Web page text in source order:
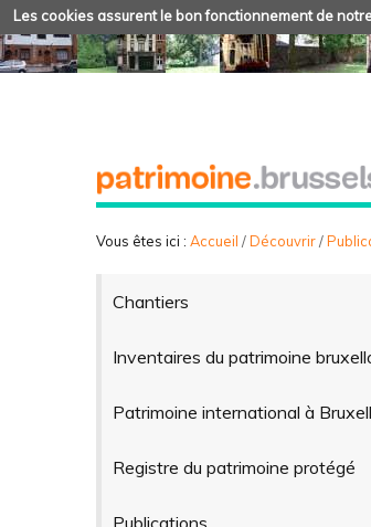
Les cookies assurent le bon fonctionnement de
Vous êtes ici : Accueil /Découvrir/
Chantiers
Inventaires du patrimoine
Patrimoine international à
Registre du patrimoine protégé
Publications